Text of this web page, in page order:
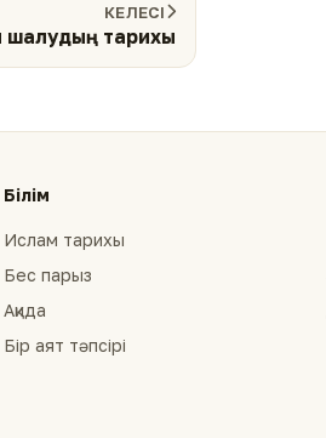
КЕЛЕСІ
шалудың тарихы
Білім
Ислам тарихы
Бес парыз
Ақида
Бір аят тәпсірі